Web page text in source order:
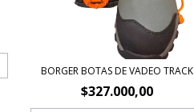
BORGER BOTAS DE VADEO TRACK
$327.000,00